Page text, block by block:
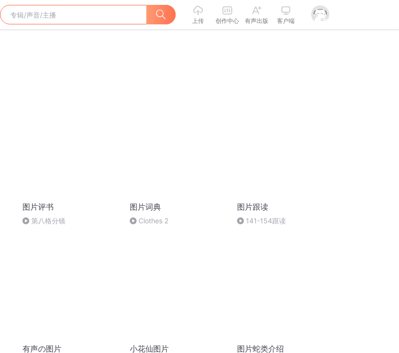
上传 创作中心 有声出版 客户端
图片评书
第八格分镜
图片词典
Clothes 2
图片跟读
141-154跟读
有声の图片 小花仙图片 图片蛇类介绍